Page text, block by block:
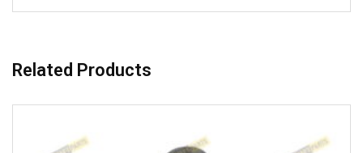
Related Products